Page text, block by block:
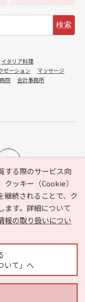
する際のサービス向
クッキー（Cookie）
継続されることで、ク
ます。詳細について
報の取り扱いについ
いて」へ
入り
ヘルプ
運営会社
問い合わせ
検索
イタリア料理
ゼーション
マッサージ
院
会計事務所